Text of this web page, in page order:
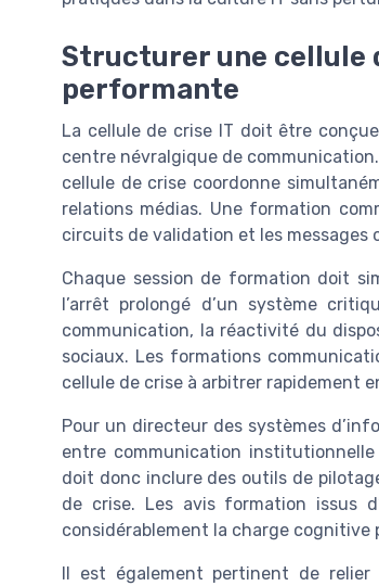
Structurer une cellule
performante
La cellule de crise IT doit être
centre névralgique de
cellule de crise coordonne
relations médias. Une formation
circuits de validation et les messages
Chaque session de formation doit
l’arrêt prolongé d’un système
communication, la réactivité du
sociaux. Les formations
cellule de crise à arbitrer rapidement
Pour un directeur des systèmes
entre communication
doit donc inclure des outils de
de crise. Les avis formation issus
considérablement la charge cognitive
Il est également pertinent de